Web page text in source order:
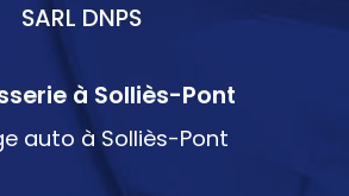
SARL DNPS
à Solliès-Pont
auto à Solliès-Pont